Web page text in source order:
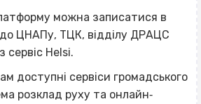
можна записатися в
до ЦНАПу, ТЦК, відділу ДРАЦС
сервіс Helsi.
доступні сервіси громадського
розклад руху та онлайн‐